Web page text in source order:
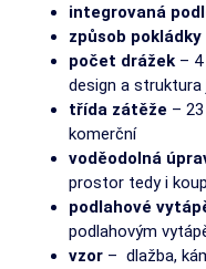
integrovaná
způsob pokládky
počet drážek –
design a struktura
třída zátěže –
komerční
voděodolná
prostor tedy i
podlahové
podlahovým
vzor – dlažba,